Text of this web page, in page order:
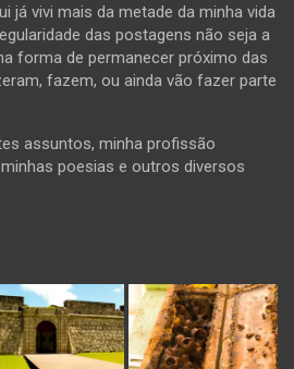
já vivi mais da metade da minha vida
das postagens não seja a
forma de permanecer próximo das
fazem, ou ainda vão fazer parte
assuntos, minha profissão
poesias e outros diversos